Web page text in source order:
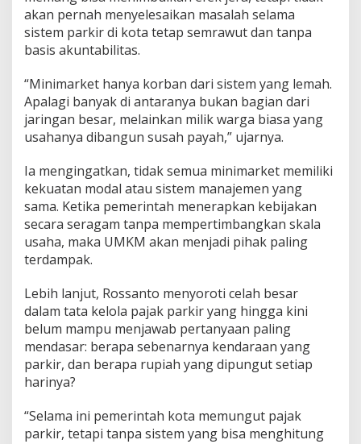
akan pernah menyelesaikan masalah selama
sistem parkir di kota tetap semrawut dan tanpa
basis akuntabilitas.
“Minimarket hanya korban dari sistem yang lemah.
Apalagi banyak di antaranya bukan bagian dari
jaringan besar, melainkan milik warga biasa yang
usahanya dibangun susah payah,” ujarnya.
Ia mengingatkan, tidak semua minimarket memiliki
kekuatan modal atau sistem manajemen yang
sama. Ketika pemerintah menerapkan kebijakan
secara seragam tanpa mempertimbangkan skala
usaha, maka UMKM akan menjadi pihak paling
terdampak.
Lebih lanjut, Rossanto menyoroti celah besar
dalam tata kelola pajak parkir yang hingga kini
belum mampu menjawab pertanyaan paling
mendasar: berapa sebenarnya kendaraan yang
parkir, dan berapa rupiah yang dipungut setiap
harinya?
“Selama ini pemerintah kota memungut pajak
parkir, tetapi tanpa sistem yang bisa menghitung